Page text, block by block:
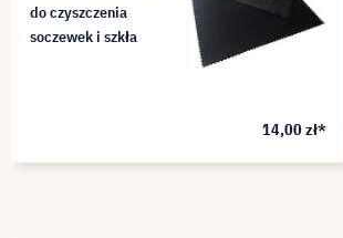
do czyszczenia
soczewek i szkła
14,00 zł*